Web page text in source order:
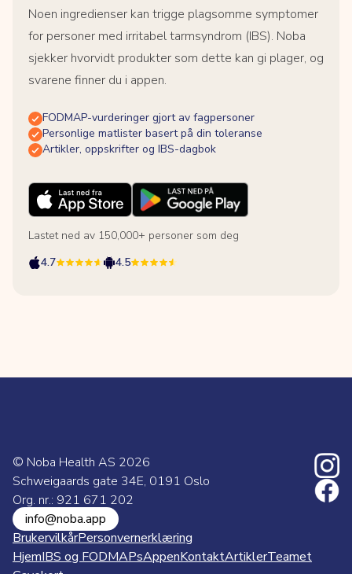
Noen ingredienser kan trigge plagsomme symptomer
for personer med irritabel tarmsyndrom (IBS). Noba
sjekker hvorvidt produkter som dette kan gi plager, og
svarene finner du i appen.
FODMAP-vurderinger gjort av fagpersoner
Personlige matlister basert på din toleranse
Artikler, oppskrifter og IBS-dagbok
Lastet ned av 150,000+ personer som deg
4.7
4.5
© Noba Health AS 2026
Schweigaards gate 34E, 0191 Oslo
Org. nr.: 921 671 202
info@noba.app
BrukervilkårPersonvernerklæring
HjemIBS og FODMAPsAppenKontaktArtiklerTeamet